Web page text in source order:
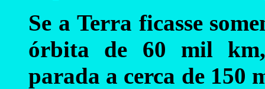
Se a Terra ficasse
órbita de 60 mil km,
parada a cerca de 150